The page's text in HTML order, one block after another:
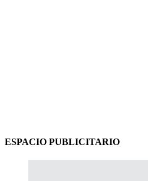
ESPACIO PUBLICITARIO